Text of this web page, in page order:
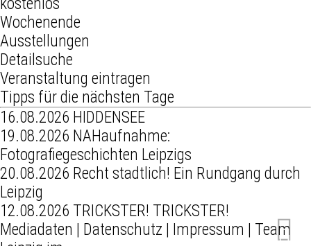
kostenlos
Wochenende
Ausstellungen
Detailsuche
Veranstaltung eintragen
Tipps für die nächsten Tage
16.08.2026 HIDDENSEE
19.08.2026 NAHaufnahme:
Fotografiegeschichten Leipzigs
20.08.2026 Recht stadtlich! Ein Rundgang durch
Leipzig
12.08.2026 TRICKSTER! TRICKSTER!
Mediadaten
Datenschutz Impressum
Team